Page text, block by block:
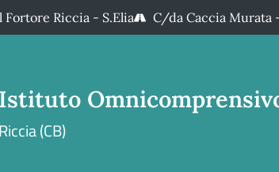
Riccia - S.Elia C/da Caccia Murata
Istituto
Riccia (CB)